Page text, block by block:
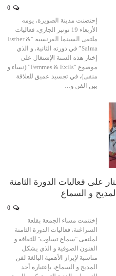
إحتضنت مدينة الصويرة، يومه
الأربعاء 19 نونبر الجاري، فعاليات
ملتقى السينما الفرنسية “Esther &
Salma” في دورته الثانية، و الذي
إختار هذه السنة الإشتغال على
موضوع “Femmes & Exils” (نساء و
منفى)، في تجسيد عميق للعلاقة
بين الفن و…
على فعاليات الدورة الثامنة
و السماع
إختتمت مساء الجمعة بقلعة
السراغنة، فعاليات الدورة الثامنة
لملتقى "سماع تساوت" للثقافة و
الفنون الصوفية و الذي يشكل
مناسبة لإبراز الأهمية البالغة لفن
المديح و السماع، بإعتباره أحد